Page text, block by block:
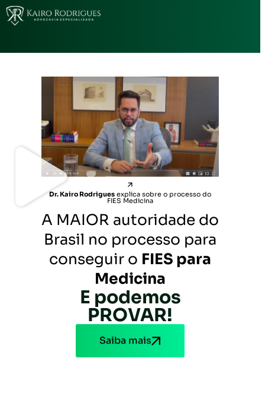
A MAIOR autoridade do
Brasil no processo para
conseguir o FIES para
Medicina
E podemos
PROVAR!
Saiba mais
Dr. Kairo Rodrigues explica sobre o processo do
FIES Medicina